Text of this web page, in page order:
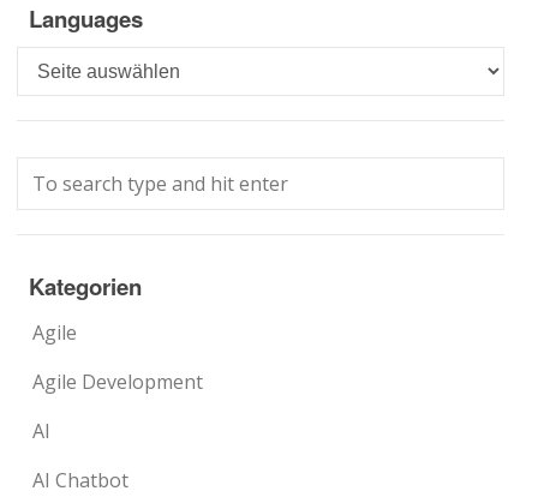
Languages
Languages
Kategorien
Agile
Agile Development
AI
AI Chatbot